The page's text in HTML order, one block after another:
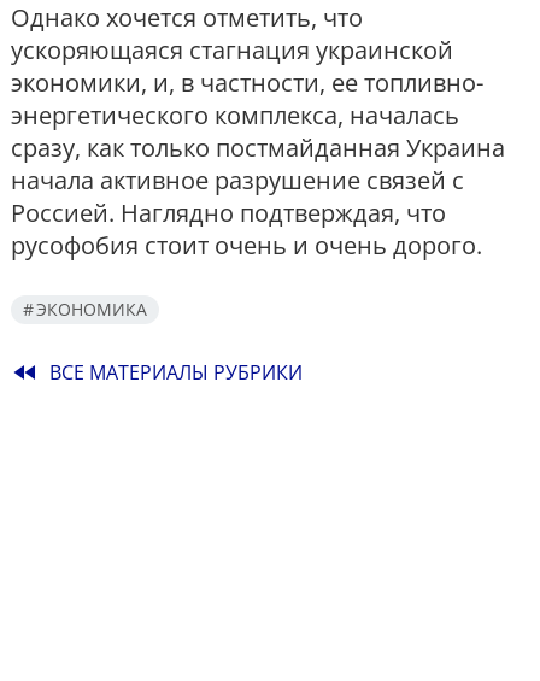
Однако хочется отметить, что
ускоряющаяся стагнация украинской
экономики, и, в частности, ее топливно-
энергетического комплекса, началась
сразу, как только постмайданная Украина
начала активное разрушение связей с
Россией. Наглядно подтверждая, что
русофобия стоит очень и очень дорого.
ЭКОНОМИКА
fast_rewind ВСЕ МАТЕРИАЛЫ РУБРИКИ